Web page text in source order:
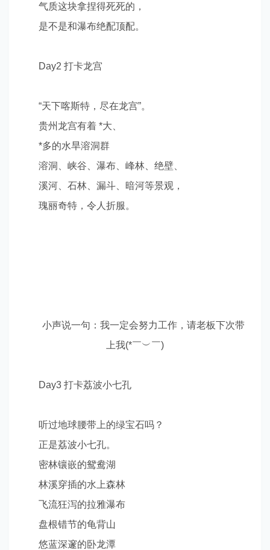
气质这块拿捏得死死的，
是不是和瀑布绝配顶配。
Day2 打卡龙宫
“天下喀斯特，尽在龙宫”。
贵州龙宫有着 *大、
*多的水旱溶洞群
溶洞、峡谷、瀑布、峰林、绝壁、
溪河、石林、漏斗、暗河等景观，
瑰丽奇特，令人折服。
小声说一句：我一定会努力工作，请老板下次带
上我(*￣︶￣)
Day3 打卡荔波小七孔
听过地球腰带上的绿宝石吗？
正是荔波小七孔。
密林镶嵌的鸳鸯湖
林溪穿插的水上森林
飞流狂泻的拉雅瀑布
盘根错节的龟背山
悠蓝深邃的卧龙潭